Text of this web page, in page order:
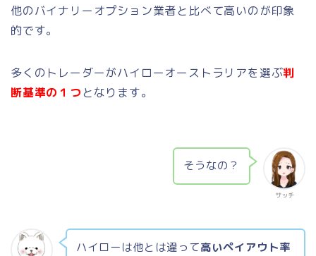
他のバイナリーオプション業者と比べて高いのが印象
的です。
多くのトレーダーがハイローオーストラリアを選ぶ判
断基準の１つとなります。
サッチ
そうなの？
ハイローは他とは違って高いペイアウト率